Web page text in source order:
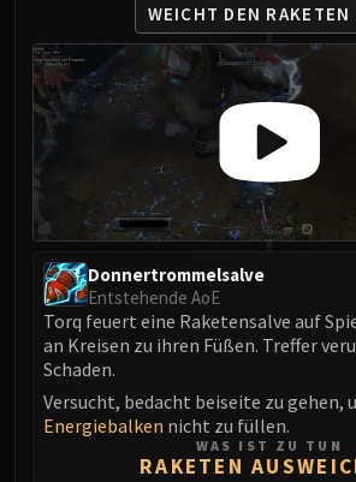
WEICHT DEN RAKETEN
Donnertrommelsalve
Entstehende AoE
Torq feuert eine Raketensalve auf
an Kreisen zu ihren Füßen. Treffer
Schaden.
Versucht, bedacht beiseite zu gehen,
Energiebalken nicht zu füllen.
WAS IST ZU TUN
RAKETEN